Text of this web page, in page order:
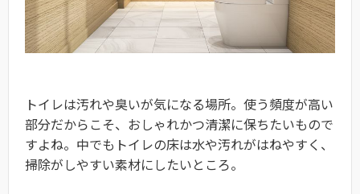
トイレは汚れや臭いが気になる場所。使う頻度が高い
部分だからこそ、おしゃれかつ清潔に保ちたいもので
すよね。中でもトイレの床は水や汚れがはねやすく、
掃除がしやすい素材にしたいところ。